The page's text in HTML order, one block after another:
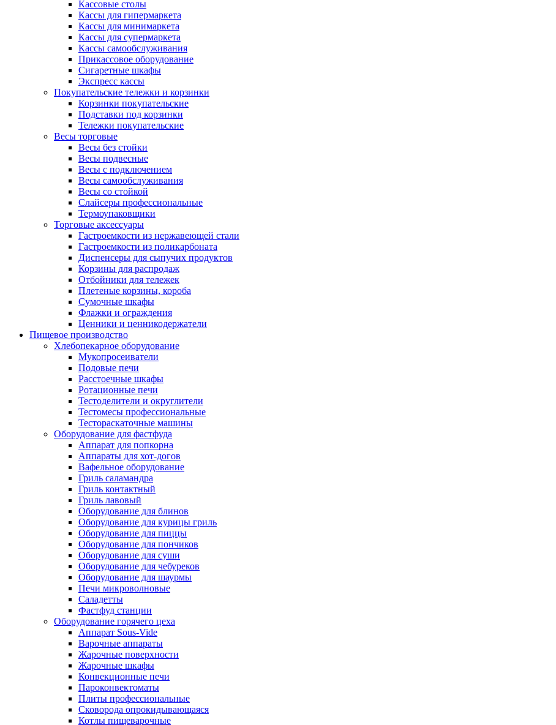
Кассовые столы
Кассы для гипермаркета
Кассы для минимаркета
Кассы для супермаркета
Кассы самообслуживания
Прикассовое оборудование
Сигаретные шкафы
Экспресс кассы
Покупательские тележки и корзинки
Корзинки покупательские
Подставки под корзинки
Тележки покупательские
Весы торговые
Весы без стойки
Весы подвесные
Весы с подключением
Весы самообслуживания
Весы со стойкой
Слайсеры профессиональные
Термоупаковщики
Торговые аксессуары
Гастроемкости из нержавеющей стали
Гастроемкости из поликарбоната
Диспенсеры для сыпучих продуктов
Корзины для распродаж
Отбойники для тележек
Плетеные корзины, короба
Сумочные шкафы
Флажки и ограждения
Ценники и ценникодержатели
Пищевое производство
Хлебопекарное оборудование
Мукопросеиватели
Подовые печи
Расстоечные шкафы
Ротационные печи
Тестоделители и округлители
Тестомесы профессиональные
Тестораскаточные машины
Оборудование для фастфуда
Аппарат для попкорна
Аппараты для хот-догов
Вафельное оборудование
Гриль саламандра
Гриль контактный
Гриль лавовый
Оборудование для блинов
Оборудование для курицы гриль
Оборудование для пиццы
Оборудование для пончиков
Оборудование для суши
Оборудование для чебуреков
Оборудование для шаурмы
Печи микроволновые
Саладетты
Фастфуд станции
Оборудование горячего цеха
Аппарат Sous-Vide
Варочные аппараты
Жарочные поверхности
Жарочные шкафы
Конвекционные печи
Пароконвектоматы
Плиты профессиональные
Сковорода опрокидывающаяся
Котлы пищеварочные